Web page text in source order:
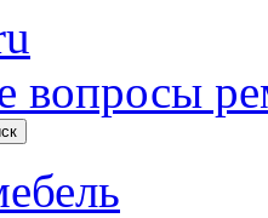
вопросы